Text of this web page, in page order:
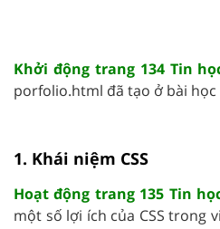
Khởi động trang 134 Tin
porfolio.html đã tạo ở bài học
1. Khái niệm CSS
Hoạt động trang 135 Tin
một số lợi ích của CSS trong